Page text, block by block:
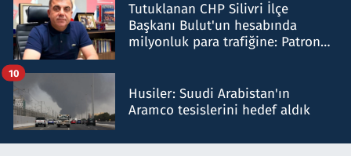
Tutuklanan CHP Silivri İlçe
Başkanı Bulut'un hesabında
milyonluk para trafiğine: Patron
Husiler: Suudi Arabistan'ın
Aramco tesislerini hedef aldık
10